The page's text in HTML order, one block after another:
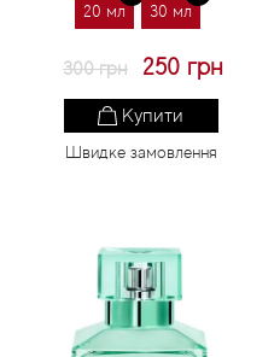
20 мл 30 мл
300 грн 250 грн
Купити
Швидке замовлення